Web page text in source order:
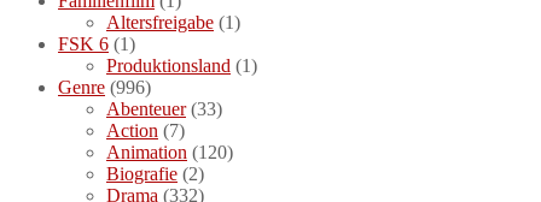
Altersfreigabe (1)
FSK 6 (1)
Produktionsland (1)
Genre (996)
Abenteuer(33)
Action (7)
Animation (120)
Biografie (2)
Drama (332)